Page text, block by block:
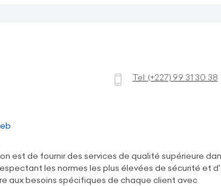
Tel: (+227) 99 31 30 38
est de fournir des services de qualité supérieure
les normes les plus élevées de sécurité et
aux besoins spécifiques de chaque client avec